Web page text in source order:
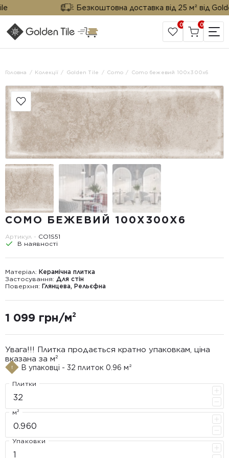
Безкоштовна доставка від 25 м² від Golden
САЙТ КОМПАНІЇ
0 0
Головна Колекції Golden Tile Como Como бежевий 100х300x6
COMO БЕЖЕВИЙ 100Х300X6
Артикул - CO1S51
В наявності
Матеріал: Керамічна плитка
Застосування: Для стін
Поверхня: Глянцева, Рельєфна
1 099 грн/м²
Увага!!! Плитка продається кратно упаковкам, ціна
вказана за м²
В упаковці - 32 плиток 0.96 м²
Плитки
м²
Упаковки